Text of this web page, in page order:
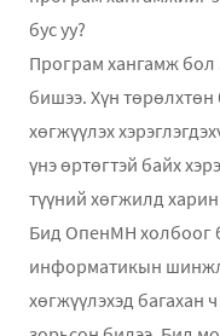
бус уу?
Програм хангамж бол
бишээ. Хүн
хөгжүүлэх
үнэ өртөгтэй байх
түүний хөгжилд
Бид ОпенМН холбоог
информатикын
хөгжүүлэхэд багахан